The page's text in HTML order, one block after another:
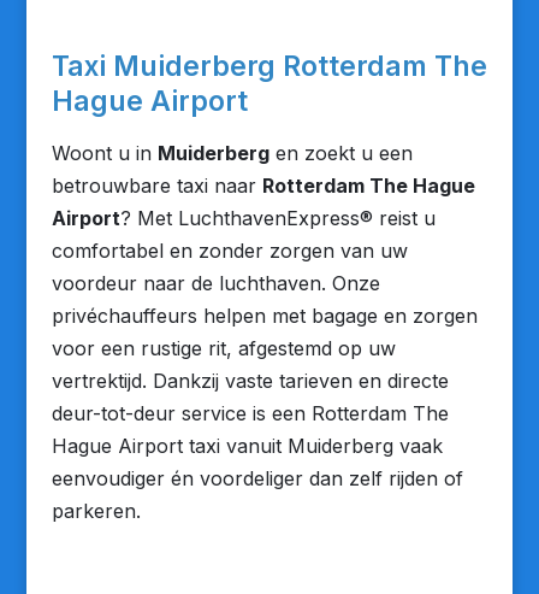
Taxi Muiderberg Rotterdam The
Hague Airport
Woont u in Muiderbergen zoekt u een
betrouwbare taxi naar Rotterdam The Hague
Airport? Met LuchthavenExpress® reist u
comfortabel en zonder zorgen van uw
voordeur naar de luchthaven. Onze
privéchauffeurs helpen met bagage en zorgen
voor een rustige rit, afgestemd op uw
vertrektijd. Dankzij vaste tarieven en directe
deur-tot-deur service is een Rotterdam The
Hague Airport taxi vanuit Muiderberg vaak
eenvoudiger én voordeliger dan zelf rijden of
parkeren.